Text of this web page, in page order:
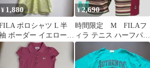
¥ 1,880
ポロシャツ L 半
ボーダー イエロー
ニス ゴルフ スポーツ
¥2,690
時間限定 M FILAフ
ィラ テニス ハーフパン
ツ ショートパンツ ゲー
ムパンツ